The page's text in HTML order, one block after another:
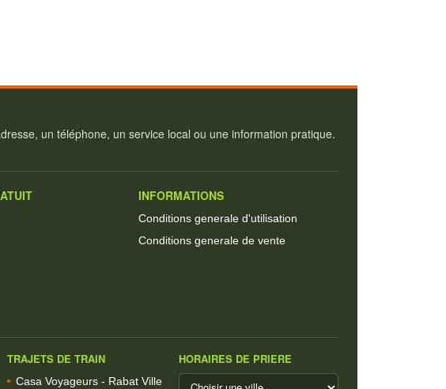
un téléphone, un service local ou une information pratique.
INFORMATIONS
Conditions generale d'utilisation
Conditions generale de vente
TRAJETS DE TRAIN
Casa Voyageurs - Rabat Ville
HORAIRES DE PRIERE